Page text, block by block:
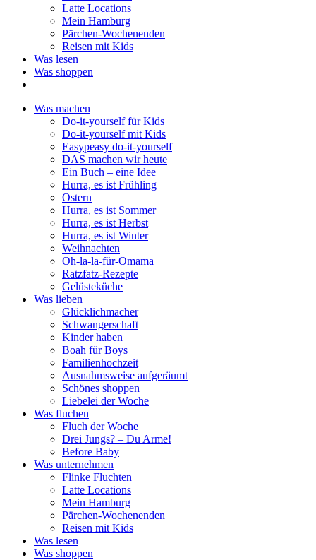
Latte Locations
Mein Hamburg
Pärchen-Wochenenden
Reisen mit Kids
Was lesen
Was shoppen
Was machen
Do-it-yourself für Kids
Do-it-yourself mit Kids
Easypeasy do-it-yourself
DAS machen wir heute
Ein Buch – eine Idee
Hurra, es ist Frühling
Ostern
Hurra, es ist Sommer
Hurra, es ist Herbst
Hurra, es ist Winter
Weihnachten
Oh-la-la-für-Omama
Ratzfatz-Rezepte
Gelüsteküche
Was lieben
Glücklichmacher
Schwangerschaft
Kinder haben
Boah für Boys
Familienhochzeit
Ausnahmsweise aufgeräumt
Schönes shoppen
Liebelei der Woche
Was fluchen
Fluch der Woche
Drei Jungs? – Du Arme!
Before Baby
Was unternehmen
Flinke Fluchten
Latte Locations
Mein Hamburg
Pärchen-Wochenenden
Reisen mit Kids
Was lesen
Was shoppen